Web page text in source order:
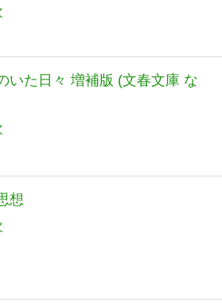
いた日々 増補版 (文春文庫 な
想